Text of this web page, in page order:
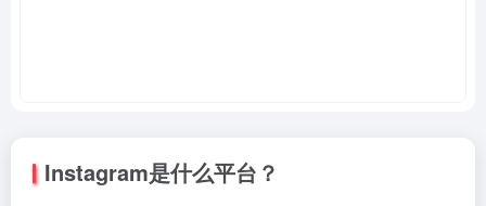
Instagram是什么平台？